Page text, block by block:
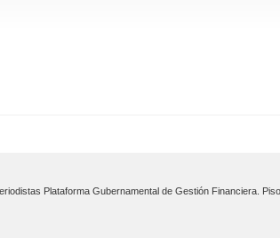
Plataforma Gubernamental de Gestión Financiera.